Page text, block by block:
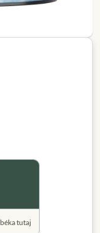
béka tutaj